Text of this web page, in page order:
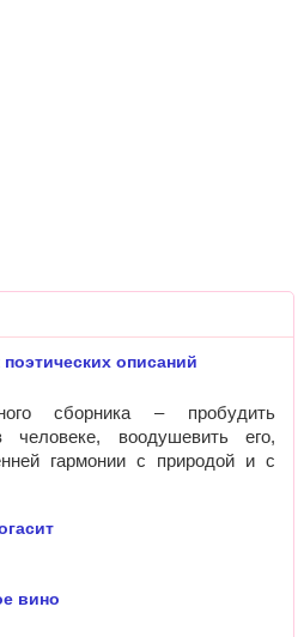
описаний
сборника – пробудить
человеке, воодушевить его,
гармонии с природой и с
вино